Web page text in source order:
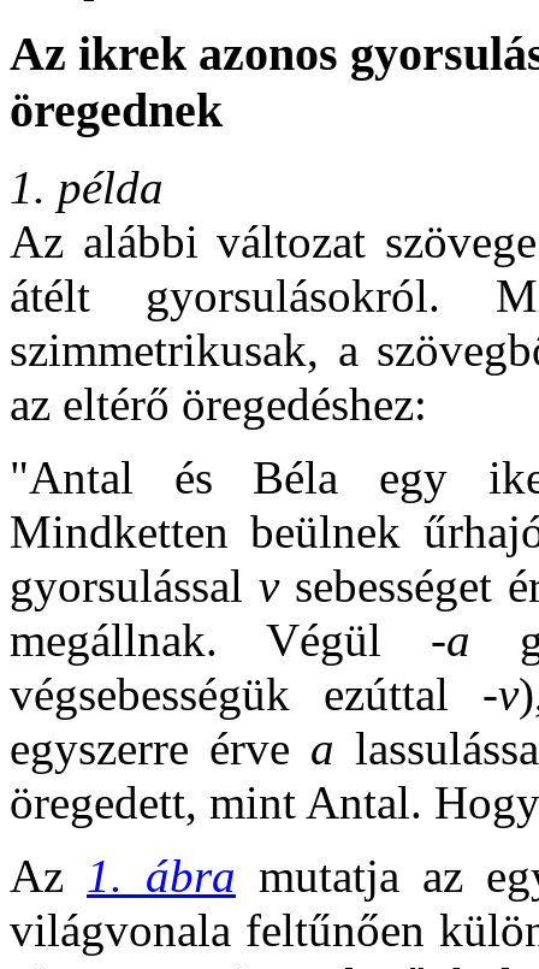
Az ikrek azonos
öregednek
1. példa
Az alábbi változat
átélt gyorsulásokról.
szimmetrikusak, a
az eltérő öregedéshez:
"Antal és Béla egy
Mindketten beülnek
gyorsulással vsebességet
megállnak. Végül -a
végsebességük ezúttal -v
egyszerre érve a
öregedett, mint Antal.
Az 1. ábra mutatja az
világvonala feltűnően